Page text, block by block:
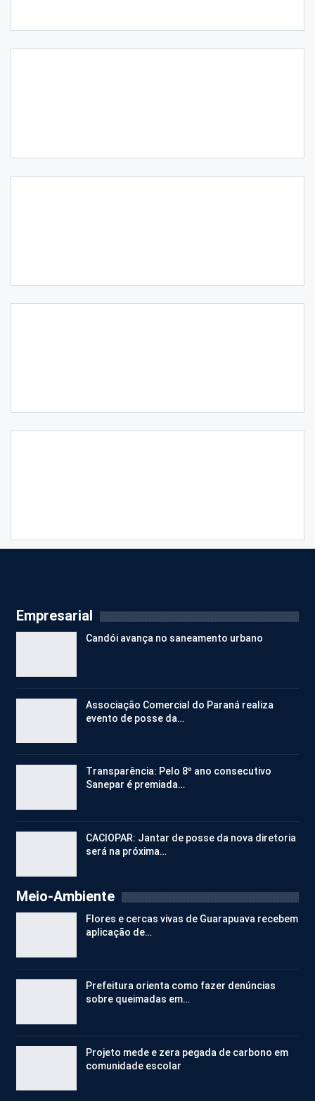
Empresarial
Candói avança no saneamento urbano
Associação Comercial do Paraná realiza
evento de posse da…
Transparência: Pelo 8º ano consecutivo
Sanepar é premiada…
CACIOPAR: Jantar de posse da nova diretoria
será na próxima…
Meio-Ambiente
Flores e cercas vivas de Guarapuava recebem
aplicação de…
Prefeitura orienta como fazer denúncias
sobre queimadas em…
Projeto mede e zera pegada de carbono em
comunidade escolar